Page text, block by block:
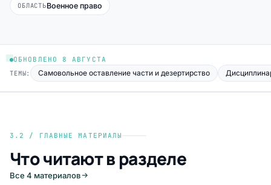
ОБЛАСТЬВоенное право
ОБНОВЛЕНО 8 АВГУСТА
ТЕМЫ:
Самовольное оставление части и дезертирство
3.2 / ГЛАВНЫЕ МАТЕРИАЛЫ
Что читают в разделе
Все 4 материалов